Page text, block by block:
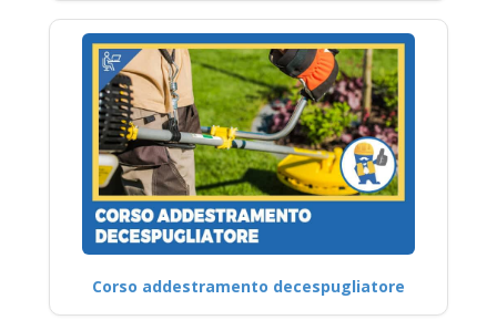
Corso addestramento decespugliatore